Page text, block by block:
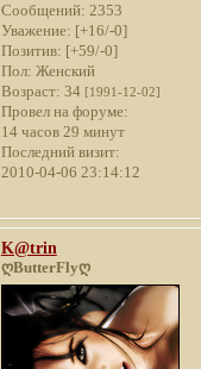
Сообщений: 2353
Уважение: [+16/-0]
Позитив: [+59/-0]
Пол: Женский
Возраст: 34 [1991-12-02]
Провел на форуме:
14 часов 29 минут
Последний визит:
2010-04-06 23:14:12
K@trin
ღButterFlyღ